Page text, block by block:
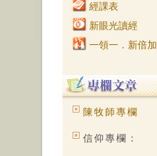
經課表
新眼光讀經
一領一．新倍加
陳牧師專欄
信仰專欄：